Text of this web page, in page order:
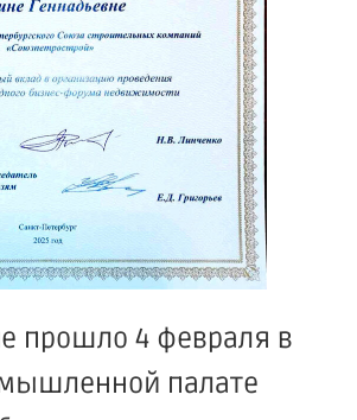
прошло 4 февраля в
палате